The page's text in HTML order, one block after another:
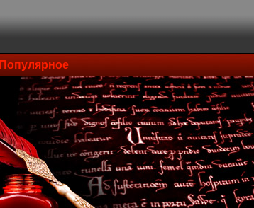
Популярное